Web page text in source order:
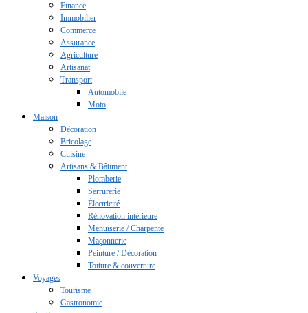
Finance
Immobilier
Commerce
Assurance
Agriculture
Artisanat
Transport
Automobile
Moto
Maison
Décoration
Bricolage
Cuisine
Artisans & Bâtiment
Plomberie
Serrurerie
Électricité
Rénovation intérieure
Menuiserie / Charpente
Maçonnerie
Peinture / Décoration
Toiture & couverture
Voyages
Tourisme
Gastronomie